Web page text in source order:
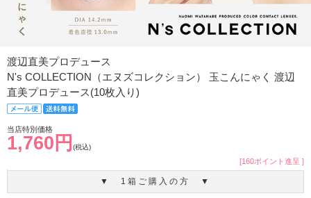
渡辺直美プロデュース
N's COLLECTION（エヌズコレクション） 玉こんにゃく 渡辺
直美プロデュース(10枚入り)
当店特別価格
1,760円 (税込)
[160ポイント進呈 ]
▼ 1箱ご購入の方 ▼